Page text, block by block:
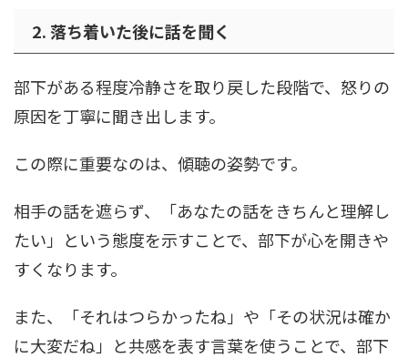
2. 落ち着いた後に話を聞く
部下がある程度冷静さを取り戻した段階で、怒りの
原因を丁寧に聞き出します。
この際に重要なのは、傾聴の姿勢です。
相手の話を遮らず、「あなたの話をきちんと理解し
たい」という態度を示すことで、部下が心を開きや
すくなります。
また、「それはつらかったね」や「その状況は確か
に大変だね」と共感を表す言葉を使うことで、部下